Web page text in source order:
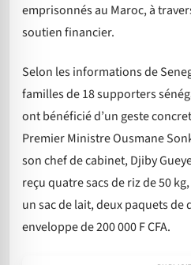
emprisonnés au Maroc, à
soutien financier.
Selon les informations de
familles de 18 supporters
ont bénéficié d’un geste
Premier Ministre Ousmane
son chef de cabinet, Djiby
reçu quatre sacs de riz de 50
un sac de lait, deux paquets de
enveloppe de 200 000 F CFA.